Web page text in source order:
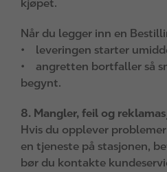
kjøpet.
Når du legger inn en
• leveringen starter
• angretten bortfaller så
begynt.
8. Mangler, feil og
Hvis du opplever
en tjeneste på stasjonen,
bør du kontakte